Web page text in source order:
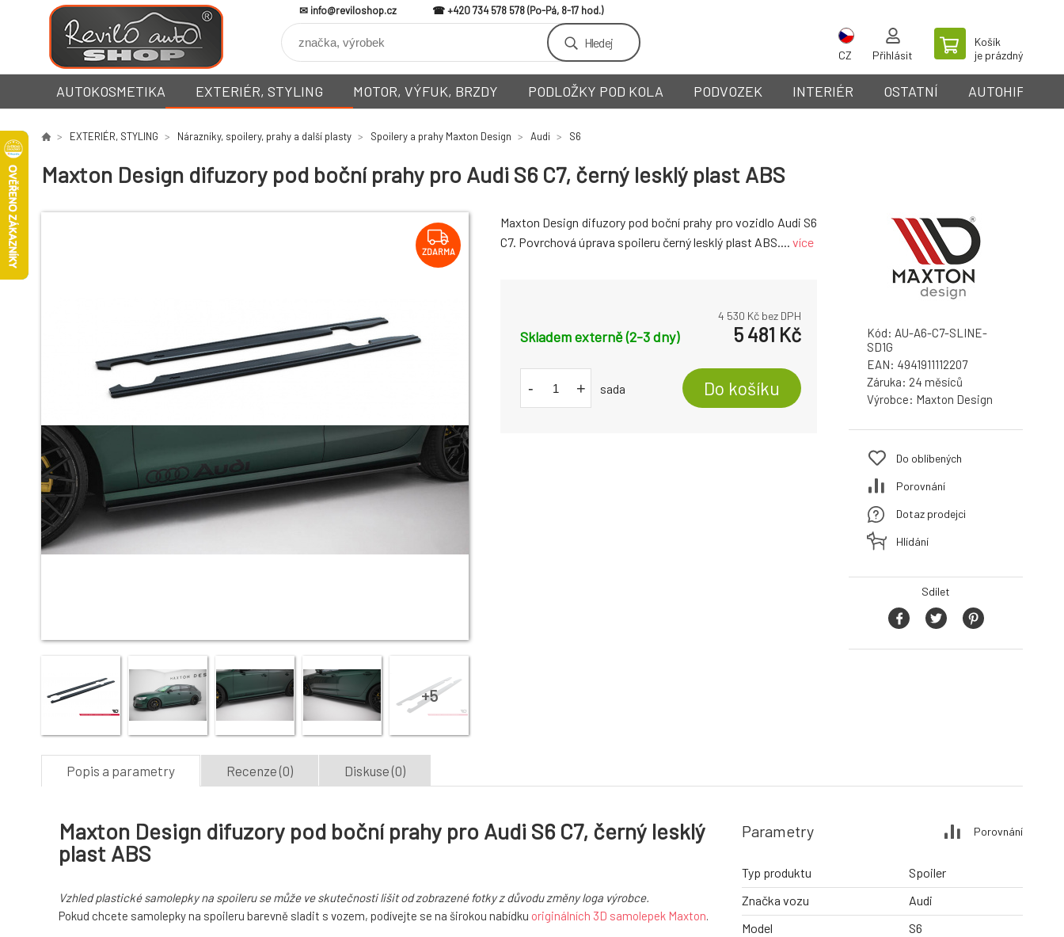
info@reviloshop.cz +420 734 578 578
Hledej
CZ Přihlásit
Košík
je prázdný
AUTOKOSMETIKA EXTERIÉR, STYLING MOTOR, VÝFUK, BRZDY PODLOŽKY POD KOLA PODVOZEK INTERIÉR OSTATNÍ AUTOHIFI
EXTERIÉR, STYLING Nárazníky, spoilery, prahy a další plasty Spoilery a prahy Maxton Design Audi S6
Maxton Design difuzory pod boční prahy pro Audi S6 C7, černý lesklý plast ABS
ZDARMA
Maxton Design difuzory pod boční prahy pro vozidlo Audi S6
C7. Povrchová úprava spoileru černý lesklý plast ABS.... více
4 530 Kč bez DPH
Skladem externě (2-3 dny) 5 481 Kč
- + sada Do košíku
Kód: AU-A6-C7-SLINE-
SD1G
EAN: 4941911112207
Záruka: 24
Výrobce: Maxton Design
Do oblíbených
Porovnání
Dotaz prodejci
Hlídání
Sdílet
Popis a parametry Recenze (0) Diskuse (0)
Maxton Design difuzory pod boční prahy pro Audi S6 C7, černý lesklý
plast ABS
Vzhled plastické samolepky na spoileru se může ve skutečnosti lišit od zobrazené fotky z důvodu změny loga výrobce.
Pokud chcete samolepky na spoileru barevně sladit s vozem, podívejte se na širokou nabídku originálních 3D samolepek Maxton.
Parametry Porovnání
Typ produktu
Spoiler
Značka vozu
Audi
Model
S6